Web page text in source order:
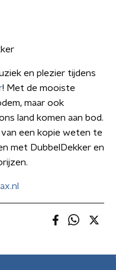
en plezier tijdens
! Met de mooiste
maar ook
land komen aan bod.
een kopie weten te
met DubbelDekker en